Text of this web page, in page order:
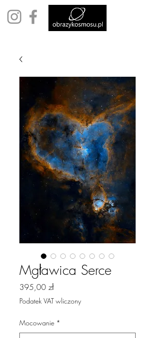
Mgławica Serce
395,00 złCena
Podatek VAT wliczony
Mocowanie *